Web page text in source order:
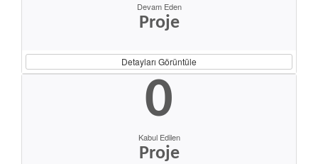
Devam Eden
Proje
Detayları Görüntüle
0
Kabul Edilen
Proje